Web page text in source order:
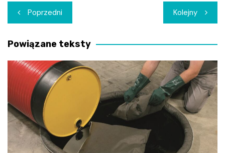
Nawigacja
wpisu
Poprzedni Kolejny
Powiązane teksty